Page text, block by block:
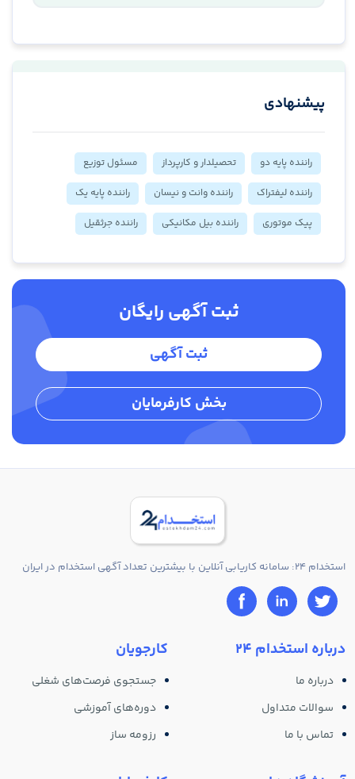
پیشنهادی
راننده پایه دو تحصیلدار و کارپرداز
مسئول توزیع
راننده لیفتراک
راننده وانت و نیسان
راننده پایه یک
پیک موتوری
راننده بیل مکانیکی راننده جرثقیل
ثبت آگهی رایگان
ثبت آگهی
بخش کارفرمایان
استخدام 24: سامانه کاریابی آنلاین با بیشترین تعداد آگهی استخدام در ایران
درباره استخدام 24
درباره ما
سوالات متداول
تماس با ما
کارجویان
جستجوی فرصت‌های شغلی
دوره‌های آموزشی
رزومه ساز